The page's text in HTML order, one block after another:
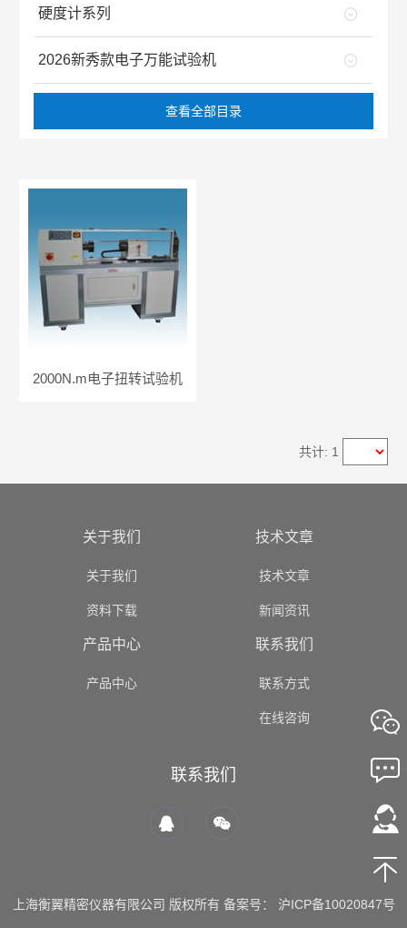
硬度计系列
2026新秀款电子万能试验机
查看全部目录
2000N.m电子扭转试验机
共计: 1
关于我们
关于我们
资料下载
技术文章
技术文章
新闻资讯
产品中心
产品中心
联系我们
联系方式
在线咨询
联系我们
上海衡翼精密仪器有限公司 版权所有 备案号： 沪ICP备10020847号